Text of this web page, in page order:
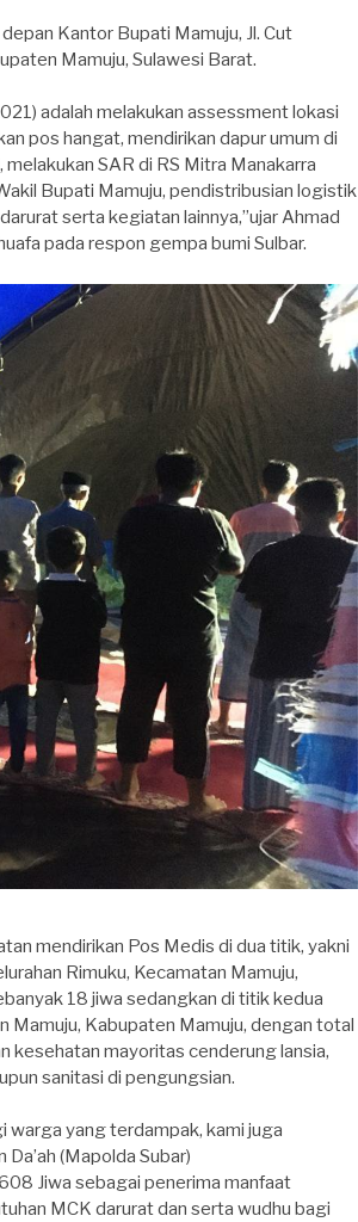
Kantor Bupati Mamuju, Jl. Cut
Mamuju, Sulawesi Barat.
adalah melakukan assessment lokasi
pos hangat, mendirikan dapur umum di
SAR di RS Mitra Manakarra
Bupati Mamuju, pendistribusian logistik
serta kegiatan lainnya,”ujar Ahmad
pada respon gempa bumi Sulbar.
mendirikan Pos Medis di dua titik, yakni
Rimuku, Kecamatan Mamuju,
18 jiwa sedangkan di titik kedua
Mamuju, Kabupaten Mamuju, dengan total
kesehatan mayoritas cenderung lansia,
sanitasi di pengungsian.
warga yang terdampak, kami juga
(Mapolda Subar)
Jiwa sebagai penerima manfaat
MCK darurat dan serta wudhu bagi